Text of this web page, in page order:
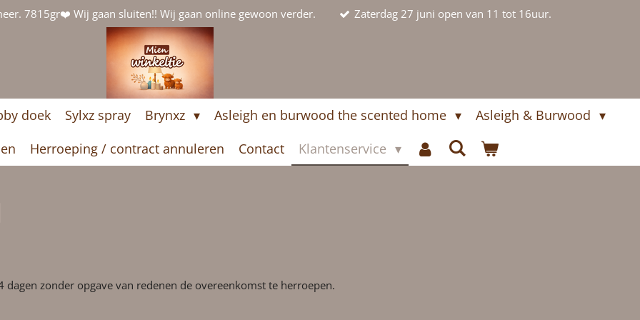
7815gr❤️ Wij gaan sluiten!! Wij gaan online gewoon verder. Zaterdag 27 juni open van 11 tot 16uur.
doek Sylxz spray Brynxz Asleigh en burwood the scented home
Asleigh & Burwood
Herroeping / contract annuleren Contact Klantenservice
zonder opgave van redenen de overeenkomst te herroepen.